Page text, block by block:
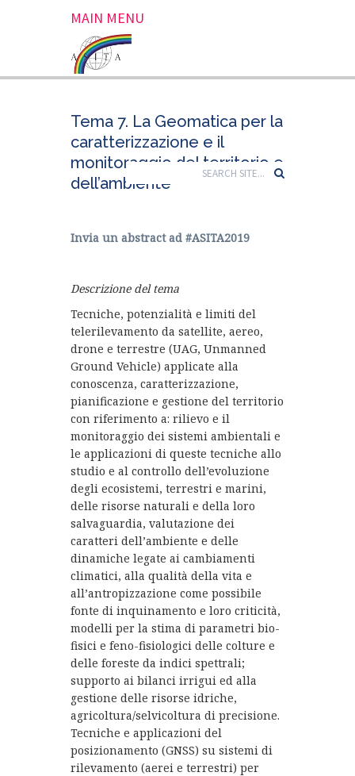
MAIN MENU
Tema 7. La Geomatica per la
caratterizzazione e il
monitoraggio del territorio e
dell’ambiente
Invia un abstract ad #ASITA2019
Descrizione del tema
Tecniche, potenzialità e limiti del
telerilevamento da satellite, aereo,
drone e terrestre (UAG, Unmanned
Ground Vehicle) applicate alla
conoscenza, caratterizzazione,
pianificazione e gestione del territorio
con riferimento a: rilievo e il
monitoraggio dei sistemi ambientali e
le applicazioni di queste tecniche allo
studio e al controllo dell’evoluzione
degli ecosistemi, terrestri e marini,
delle risorse naturali e della loro
salvaguardia, valutazione dei
caratteri dell’ambiente e delle
dinamiche legate ai cambiamenti
climatici, alla qualità della vita e
all’antropizzazione come possibile
fonte di inquinamento e loro criticità,
modelli per la stima di parametri bio-
fisici e feno-fisiologici delle colture e
delle foreste da indici spettrali;
supporto ai bilanci irrigui ed alla
gestione delle risorse idriche,
agricoltura/selvicoltura di precisione.
Tecniche e applicazioni del
posizionamento (GNSS) su sistemi di
rilevamento (aerei e terrestri) per